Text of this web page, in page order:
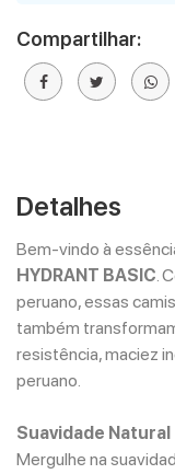
Compartilhar:
Detalhes
Bem-vindo à
HYDRANT BASIC.
peruano, essas
também
resistência, maciez
peruano.
Suavidade Natural
Mergulhe na